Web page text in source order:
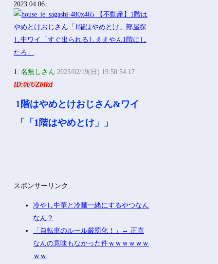
2023.04.06
1:名無しさん 2023/02/19(日) 19:50:54.17
ID:0t/UZbIkd
1階はやめとけおじさん&ワイ
「「1階はやめとけ」」
スポンサーリンク
冷やし中華と冷麺一緒にするやつなん
なん？
「自転車のルール厳罰化！」← 正直
なんの意味もなかった件ｗｗｗｗｗｗ
ｗｗ